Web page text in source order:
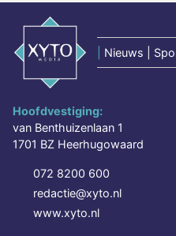
Nieuws |
Hoofdvestiging:
van Benthuizenlaan 1
1701 BZ Heerhugowaard
072 8200 600
redactie@xyto.nl
www.xyto.nl